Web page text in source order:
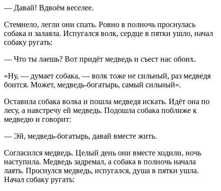
— Давай! Вдвоём веселее.
Стемнело, легли они спать. Ровно в полночь проснулась
собака и залаяла. Испугался волк, сердце в пятки ушло, начал
собаку ругать:
— Что ты лаешь? Вот придёт медведь и съест нас обоих.
«Ну, — думает собака, — волк тоже не сильный, раз медведя
боится. Может, медведь-богатырь, самый сильный».
Оставила собака волка и пошла медведя искать. Идёт она по
лесу, а навстречу ей медведь. Подошла собака поближе к
медведю и говорит:
— Эй, медведь-богатырь, давай вместе жить.
Согласился медведь. Целый день они вместе ходили, ночь
наступила. Медведь задремал, а собака в полночь начала
лаять. Проснулся медведь, испугался, душа в пятки ушла.
Начал собаку ругать: